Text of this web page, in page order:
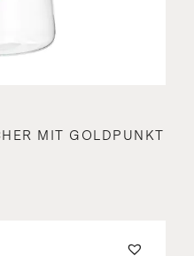
MIT GOLDPUNKT